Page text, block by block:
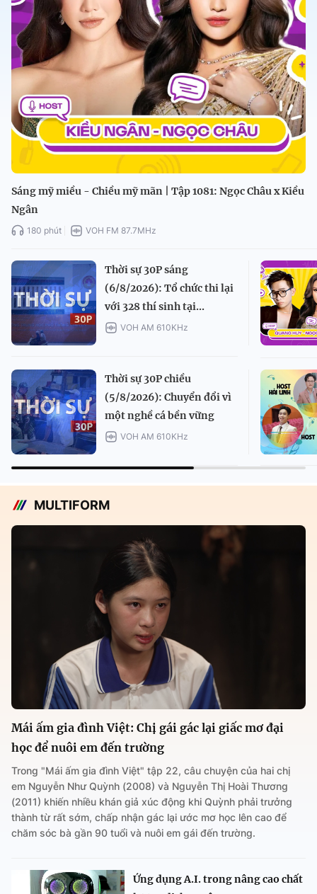
Sáng mỹ miều - Chiều mỹ mãn | Tập 1081: Ngọc Châu x Kiều
Ngân
180 phút VOH FM 87.7MHz
Thời sự 30P sáng
(6/8/2026): Tổ chức thi lại
với 328 thí sinh tại...
VOH AM 610KHz
Thời sự 30P chiều
(5/8/2026): Chuyển đổi vì
một nghề cá bền vững
VOH AM 610KHz
MULTIFORM
Mái ấm gia đình Việt: Chị gái gác lại giấc mơ đại
học để nuôi em đến trường
Trong "Mái ấm gia đình Việt" tập 22, câu chuyện của hai chị
em Nguyễn Như Quỳnh (2008) và Nguyễn Thị Hoài Thương
(2011) khiến nhiều khán giả xúc động khi Quỳnh phải trưởng
thành từ rất sớm, chấp nhận gác lại ước mơ học lên cao để
chăm sóc bà gần 90 tuổi và nuôi em gái đến trường.
Ứng dụng A.I. trong nâng cao chất